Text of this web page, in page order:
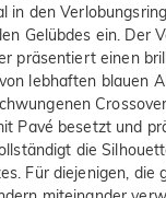
in den
Gelübdes ein. Der
präsentiert einen
lebhaften blauen
Pavé besetzt und
die
Für diejenigen, die